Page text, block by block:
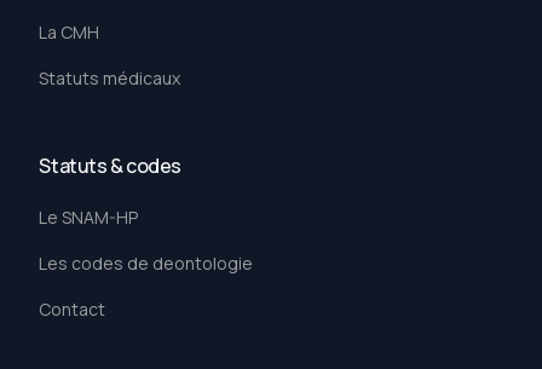
La CMH
Statuts médicaux
Statuts & codes
Le SNAM-HP
Les codes de deontologie
Contact